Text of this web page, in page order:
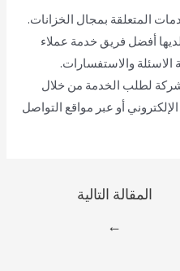
المتعلقة بمجال الخزانات.
أفضل فريق خدمة عملاء
الاسئلة والاستفسارات.
لطلب الخدمة من خلال
الإلكتروني أو عبر مواقع التواصل
المقالة التالية
←